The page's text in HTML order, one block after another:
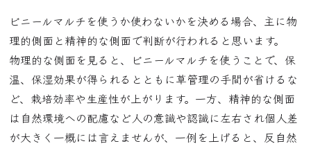
ビニールマルチを使うか使わないかを決める場合、主に物
理的側面と精神的な側面で判断が行われると思います。
物理的な側面を見ると、ビニールマルチを使うことで、保
温、保湿効果が得られるとともに草管理の手間が省けるな
ど、栽培効率や生産性が上がります。一方、精神的な側面
は自然環境への配慮など人の意識や認識に左右され個人差
が大きく一概には言えませんが、一例を上げると、反自然